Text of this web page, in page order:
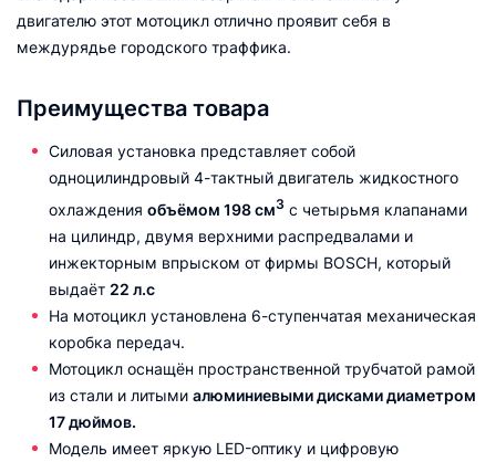
двигателю этот мотоцикл отлично проявит себя в
междурядье городского траффика.
Преимущества товара
Силовая установка представляет собой
одноцилиндровый 4-тактный двигатель жидкостного
охлаждения объёмом 198 см3 с четырьмя клапанами
на цилиндр, двумя верхними распредвалами и
инжекторным впрыском от фирмы BOSCH, который
выдаёт 22 л.с
На мотоцикл установлена 6-ступенчатая механическая
коробка передач.
Мотоцикл оснащён пространственной трубчатой рамой
из стали и литыми алюминиевыми дисками диаметром
17 дюймов.
Модель имеет яркую LED-оптику и цифровую